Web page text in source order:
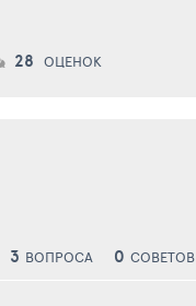
28 ОЦЕНОК
3 ВОПРОСА 0 СОВЕТОВ